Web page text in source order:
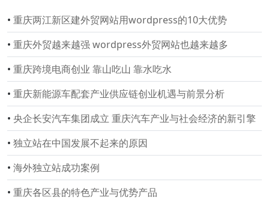
• 重庆两江新区建外贸网站用wordpress的10大优势
• 重庆外贸越来越强 wordpress外贸网站也越来越多
• 重庆跨境电商创业 靠山吃山 靠水吃水
• 重庆新能源车配套产业供应链创业机遇与前景分析
• 央企长安汽车集团成立 重庆汽车产业与社会经济的新引擎
• 独立站在中国发展不起来的原因
• 海外独立站成功案例
• 重庆各区县的特色产业与优势产品